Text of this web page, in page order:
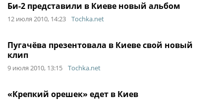
Би-2 представили в Киеве новый альбом
12 июля 2010, 14:23 Tochka.net
Пугачёва презентовала в Киеве свой новый
клип
9 июля 2010, 13:15 Tochka.net
«Крепкий орешек» едет в Киев